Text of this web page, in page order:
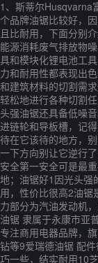
1、斯蒂尔Husqvarna
个品牌油锯比较好，
且比耐用，下面分别
能源消耗废气排放物
具和模块化锂电池工
力和耐用性都表现出
和建筑材料的切割需
轻松地进行各种切割
头强油锯还具备低噪
进链轮和导板槽，记
待在它该待的地方，
一下方向别让它逆行
安全第一安全可是最
地；油锯好1因光头强
用，性价比很高2油锯
力部分为汽油发动机
油锯 隶属于永康市亚
专注商用电器品牌，
钻等9爱瑞德油锯 配
巧一些，结实耐用10